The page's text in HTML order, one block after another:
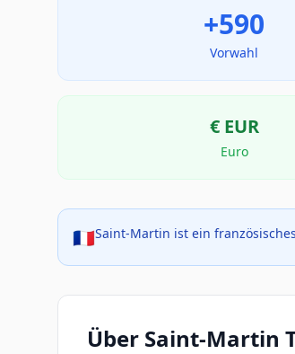
+590
Vorwahl
€ EUR
Euro
🇫🇷Saint-Martin ist ein
Über Saint-Martin